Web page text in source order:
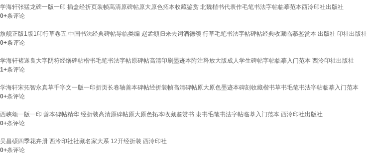
学海轩张猛龙碑一版一印 插盒经折页装帧高清原碑帖原大原色拓本收藏鉴赏 北魏楷书代表作毛笔书法字帖临摹范本西泠印社出版社
0+条评论
旗舰正版1版1印行草卷五 中国书法经典碑帖导临类编 赵孟頫归来去词酒德颂 行草毛笔书法字帖碑帖经典收藏临摹鉴赏本 出版社 印社出版社
0+条评论
学海轩褚遂良大字阴符经缮碑帖楷书毛笔书法字帖原碑帖高清印刷墨迹本附注释放大版成人学生碑帖字帖临摹入门范本 西泠印社出版社
1+条评论
学海轩宋拓智永真草千字文一版一印折页长卷轴善本碑帖经折装帧高清碑帖原大原色墨迹本碑刻收藏楷书草书毛笔书法字帖临摹入门范本
0+条评论
西峡颂一版一印 善本碑帖精华 经折装高清原碑帖原大原色拓本收藏鉴赏书 隶书毛笔书法字帖临摹入门范本 西泠印社出版社
0+条评论
吴昌硕四季花卉册 西泠印社社藏名家大系 12开经折装 西泠印社
0+条评论